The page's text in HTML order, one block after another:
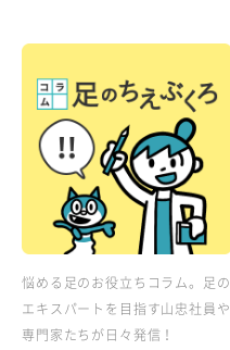
悩める足のお役立ちコラム。足の
エキスパートを目指す山忠社員や
専門家たちが日々発信！